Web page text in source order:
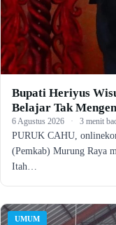
Bupati Heriyus
Belajar Tak
6 Agustus 2026 · 3 menit
PURUK CAHU,
(Pemkab) Murung Raya
Itah…
UMUM